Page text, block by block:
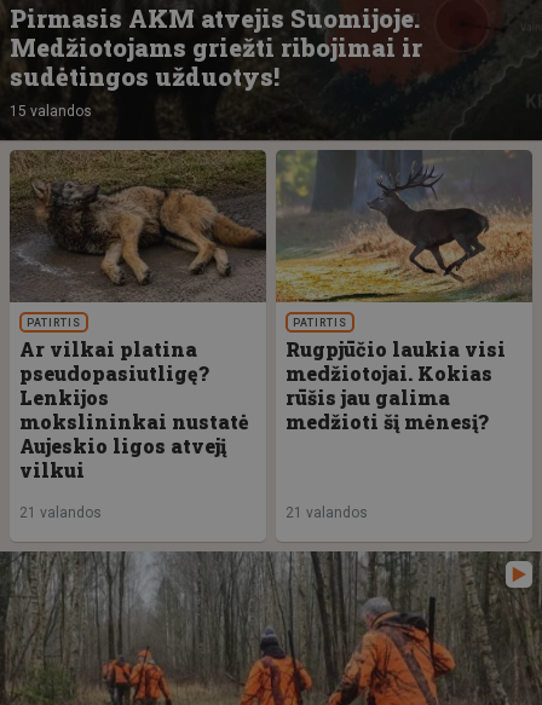
Pirmasis AKM atvejis Suomijoje.
Medžiotojams griežti ribojimai ir
sudėtingos užduotys!
15 valandos
PATIRTIS
Ar vilkai platina
pseudopasiutligę?
Lenkijos
mokslininkai nustatė
Aujeskio ligos atvejį
vilkui
21 valandos
PATIRTIS
Rugpjūčio laukia visi
medžiotojai. Kokias
rūšis jau galima
medžioti šį mėnesį?
21 valandos